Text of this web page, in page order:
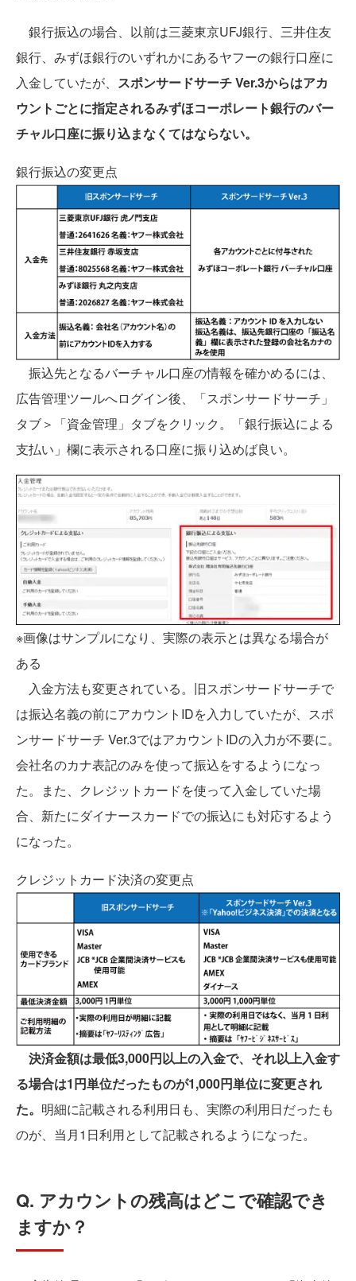
銀行振込の場合、以前は三菱東京UFJ銀行、三井住友
銀行、みずほ銀行のいずれかにあるヤフーの銀行口座に
入金していたが、 スポンサードサーチ Ver.3からはアカ
ウントごとに指定されるみずほコーポレート銀行のバー
チャル口座に振り込まなくてはならない。
銀行振込の変更点
振込先となるバーチャル口座の情報を確かめるには、
広告管理ツールへログイン後、「スポンサードサーチ」
タブ＞「資金管理」タブをクリック。「銀行振込による
支払い」欄に表示される口座に振り込めば良い。
※画像はサンプルになり、実際の表示とは異なる場合が
ある
入金方法も変更されている。旧スポンサードサーチで
は振込名義の前にアカウントIDを入力していたが、スポ
ンサードサーチ Ver.3ではアカウントIDの入力が不要に。
会社名のカナ表記のみを使って振込をするようになっ
た。また、クレジットカードを使って入金していた場
合、新たにダイナースカードでの振込にも対応するよう
になった。
クレジットカード決済の変更点
決済金額は最低3,000円以上の入金で、それ以上入金す
る場合は1円単位だったものが1,000円単位に変更され
た。 明細に記載される利用日も、実際の利用日だったも
のが、当月1日利用として記載されるようになった。
Q. アカウントの残高はどこで確認でき
ますか？